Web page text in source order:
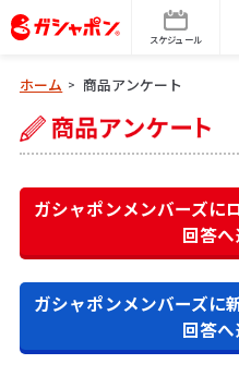
スケジュール
ホーム > 商品アンケート
ガシャポンメンバーズに
回答
ガシャポンメンバーズに
回答